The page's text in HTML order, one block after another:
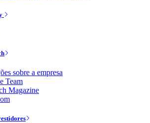
sobre a empresa
Team
Magazine